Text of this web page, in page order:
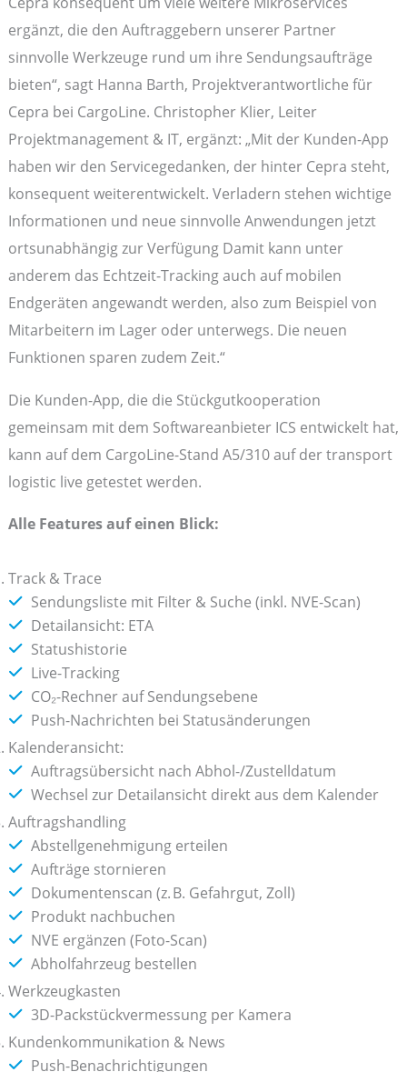
ergänzt, die den Auftraggebern unserer Partner
sinnvolle Werkzeuge rund um ihre Sendungsaufträge
bieten“, sagt Hanna Barth, Projektverantwortliche für
Cepra bei CargoLine. Christopher Klier, Leiter
Projektmanagement & IT, ergänzt: „Mit der Kunden-App
haben wir den Servicegedanken, der hinter Cepra steht,
konsequent weiterentwickelt. Verladern stehen wichtige
Informationen und neue sinnvolle Anwendungen jetzt
ortsunabhängig zur Verfügung Damit kann unter
anderem das Echtzeit-Tracking auch auf mobilen
Endgeräten angewandt werden, also zum Beispiel von
Mitarbeitern im Lager oder unterwegs. Die neuen
Funktionen sparen zudem Zeit.“
Die Kunden-App, die die Stückgutkooperation
gemeinsam mit dem Softwareanbieter ICS entwickelt hat,
kann auf dem CargoLine-Stand A5/310 auf der transport
logistic live getestet werden.
Alle Features auf einen Blick:
Track & Trace
Sendungsliste mit Filter & Suche (inkl. NVE-Scan)
Detailansicht: ETA
Statushistorie
Live-Tracking
CO₂-Rechner auf Sendungsebene
Push-Nachrichten bei Statusänderungen
Kalenderansicht:
Auftragsübersicht nach Abhol-/Zustelldatum
Wechsel zur Detailansicht direkt aus dem Kalender
Auftragshandling
Abstellgenehmigung erteilen
Aufträge stornieren
Dokumentenscan (z. B. Gefahrgut, Zoll)
Produkt nachbuchen
NVE ergänzen (Foto-Scan)
Abholfahrzeug bestellen
Werkzeugkasten
3D-Packstückvermessung per Kamera
Kundenkommunikation & News
Push-Benachrichtigungen